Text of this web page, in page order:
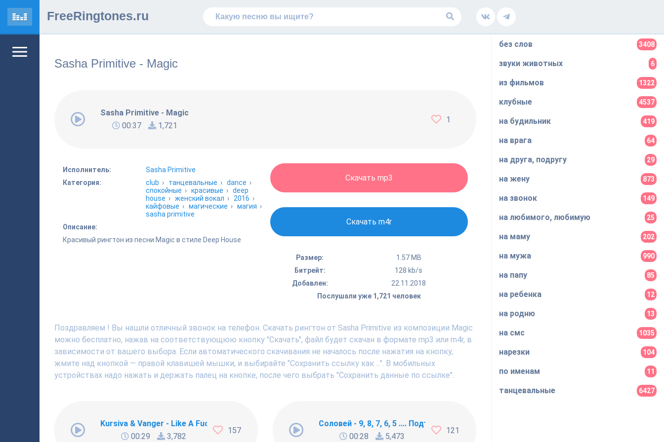
FreeRingtones.ru
Sasha Primitive - Magic
Sasha Primitive - Magic
00:37
1,721
1
Исполнитель:
Sasha Primitive
Категория:
club › танцевальные › dance ›
спокойные › красивые › deep
house › женский вокал › 2016 ›
кайфовые › магические › магия ›
sasha primitive
Описание:
Красивый рингтон из песни Magic в стиле Deep House
Скачать mp3
Скачать m4r
Размер:
1.57 MB
Битрейт:
128 kb/s
Добавлен:
22.11.2018
Послушали уже 1,721 человек
Поздравляем ! Вы нашли отличный звонок на телефон. Скачать рингтон от Sasha Primitive из композиции Magic
можно бесплатно, нажав на соответствующюю кнопку "Скачать", файл будет скачан в формате mp3 или m4r, в
зависимости от вашего выбора. Если автоматического скачивания не началось после нажатия на кнопку,
жмите над кнопкой — правой клавишей мышки, и выбирайте "Сохранить ссылку как ...". В мобильных
устройствах надо нажать и держать палец на кнопке, после чего выбрать "Сохранить данные по ссылке".
Kursiva & Vanger - Like A Fucking Newbie
00:29
3,782
157
Соловей - 9, 8, 7, 6, 5 .... Подъём !!!
00:28
5,473
121
без слов 3408
звуки животных 6
из фильмов 1322
клубные 4537
на будильник 419
на врага 64
на друга, подругу 29
на жену 873
на звонок 149
на любимого, любимую 25
на маму 202
на мужа 990
на папу 85
на ребенка 12
на родню 13
на смс 1035
нарезки 104
по именам 11
танцевальные 6427